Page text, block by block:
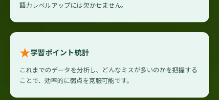
語力レベルアップには欠かせません。
★学習ポイント統計
これまでのデータを分析し、どんなミスが多いのかを把握する
ことで、効率的に弱点を克服可能です。